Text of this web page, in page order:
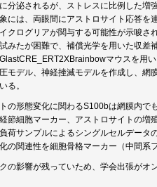
分泌されるが、ストレスに比例した
には、両眼間にアストロサイト応答
クログリアが関与する可能性が示唆
みたが困難で、補償光学を用いた収
マウスを用
モデル、神経挫滅モデルを作成し、
る。
の形態変化に関わるS100bは網膜内
節細胞マーカー、アストロサイトの
荷サンプルによるシングルセルデー
の関連性を細胞骨格マーカー（中間系
の影響が残っていため、学会出張がオ